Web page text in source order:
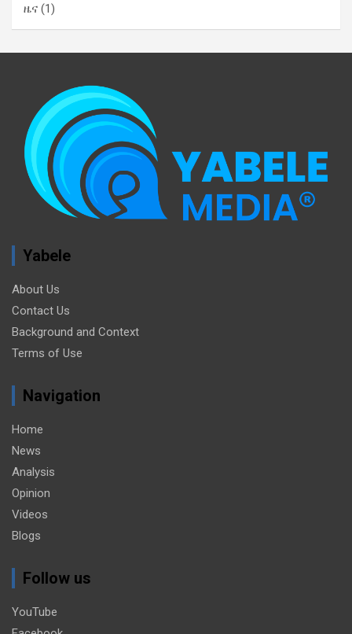
ዜና (1)
Yabele
About Us
Contact Us
Background and Context
Terms of Use
Navigation
Home
News
Analysis
Opinion
Videos
Blogs
Follow us
YouTube